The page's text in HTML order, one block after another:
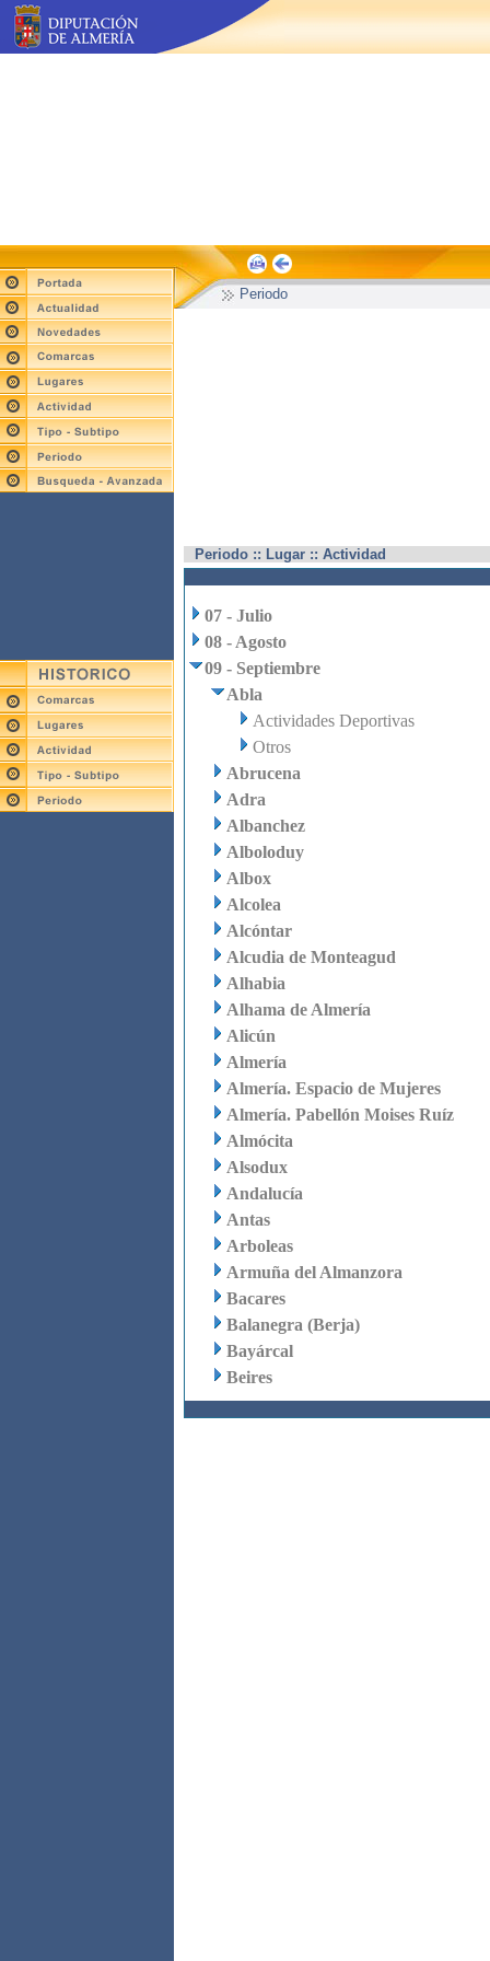
Periodo
Periodo :: Lugar :: Actividad
07 - Julio
08 - Agosto
09 - Septiembre
Abla
Actividades Deportivas
Otros
Abrucena
Adra
Albanchez
Alboloduy
Albox
Alcolea
Alcóntar
Alcudia de Monteagud
Alhabia
Alhama de Almería
Alicún
Almería
Almería. Espacio de Mujeres
Almería. Pabellón Moises Ruíz
Almócita
Alsodux
Andalucía
Antas
Arboleas
Armuña del Almanzora
Bacares
Balanegra (Berja)
Bayárcal
Beires